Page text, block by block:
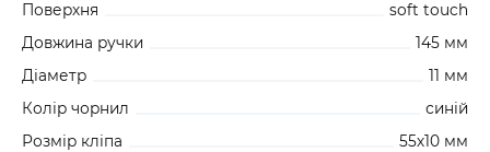
Поверхня
soft touch
Довжина ручки
145 мм
Діаметр
11 мм
Колір чорнил
синій
Розмір кліпа
55х10 мм